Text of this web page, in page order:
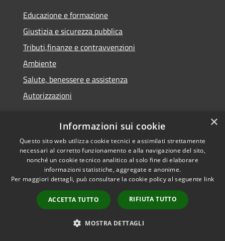
Educazione e formazione
Giustizia e sicurezza pubblica
Tributi,finanze e contravvenzioni
Ambiente
Salute, benessere e assistenza
Autorizzazioni
NOVITÀ
Notizie
Comunicati
Avvisi
VIVERE IL COMUNE
×
Informazioni sui cookie
Questo sito web utilizza cookie tecnici e assimilati strettamente
necessari al corretto funzionamento e alla navigazione del sito,
nonché un cookie tecnico analitico al solo fine di elaborare
informazioni statistiche, aggregate e anonime.
Per maggiori dettagli, può consultare la cookie policy al seguente link
ACCETTA TUTTO RIFIUTA TUTTO
MOSTRA DETTAGLI